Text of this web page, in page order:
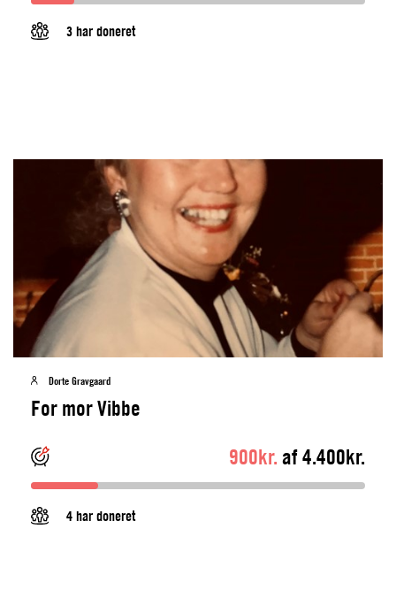
3 har doneret
Dorte Gravgaard
For mor Vibbe
900kr. af 4.400kr.
4 har doneret